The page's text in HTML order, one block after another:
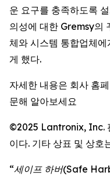
운 요구를 충족하도록
의성에 대한 Gremsy의
체와 시스템 통합업체
게 했다.
자세한 내용은 회사 홈
문해 알아보세요
©2025 Lantronix, Inc.
이다. 기타 상표 및 상호
“세이프 하버(Safe